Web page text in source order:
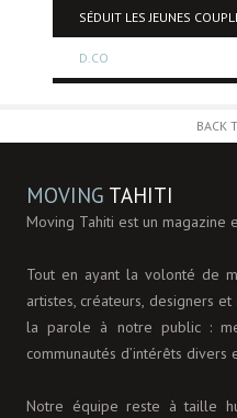
SÉDUIT LES JEUNES
D.CO
BACK
MOVING TAHITI
Moving Tahiti est un magazine
Tout en ayant la volonté de
artistes, créateurs, designers
la parole à notre public :
communautés d’intérêts divers
Notre équipe reste à taille